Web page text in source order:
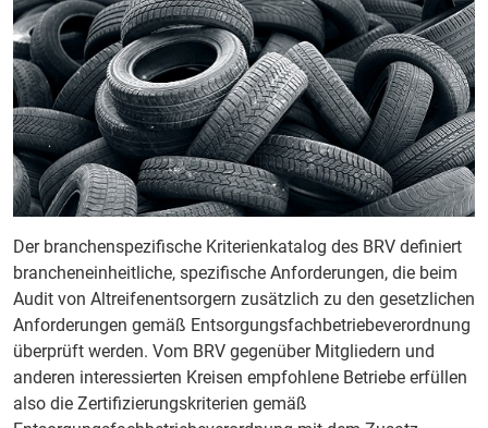
Der branchenspezifische Kriterienkatalog des BRV definiert
brancheneinheitliche, spezifische Anforderungen, die beim
Audit von Altreifenentsorgern zusätzlich zu den gesetzlichen
Anforderungen gemäß Entsorgungsfachbetriebeverordnung
überprüft werden. Vom BRV gegenüber Mitgliedern und
anderen interessierten Kreisen empfohlene Betriebe erfüllen
also die Zertifizierungskriterien gemäß